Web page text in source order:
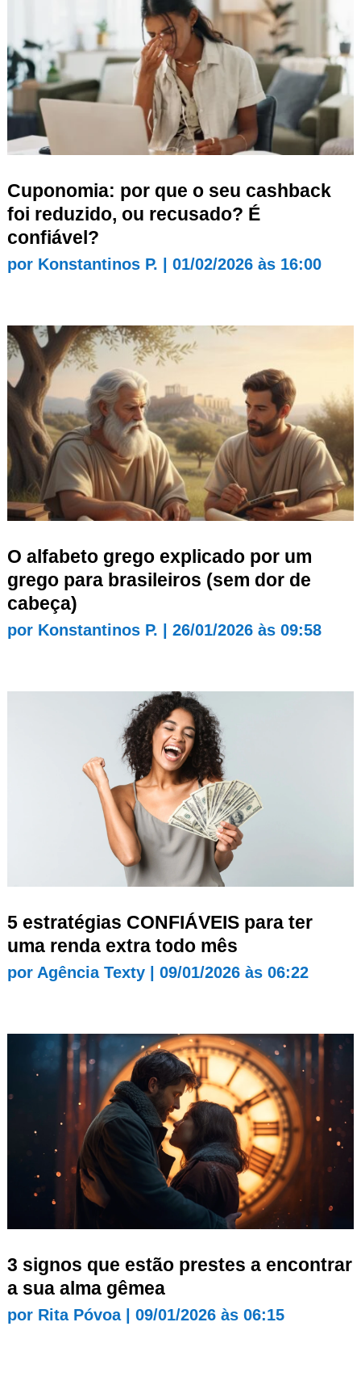
Cuponomia: por que o seu cashback
foi reduzido, ou recusado? É
confiável?
por Konstantinos P. 01/02/2026 às 16:00
O alfabeto grego explicado por um
grego para brasileiros (sem dor de
cabeça)
por Konstantinos P. 26/01/2026 às 09:58
5 estratégias CONFIÁVEIS para ter
uma renda extra todo mês
por Agência Texty| 09/01/2026 às 06:22
3 signos que estão prestes a encontrar
a sua alma gêmea
por Rita Póvoa| 09/01/2026 às 06:15